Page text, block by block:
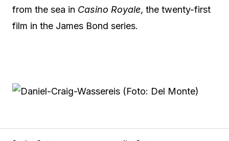
from the sea in Casino Royale, the twenty-first
film in the James Bond series.